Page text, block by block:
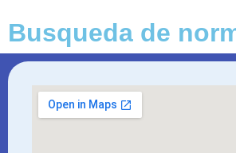
Busqueda de